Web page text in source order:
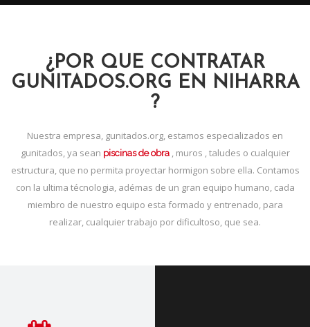
¿POR QUE CONTRATAR
GUNITADOS.ORG EN NIHARRA
?
Nuestra empresa, gunitados.org, estamos especializados en
gunitados, ya sean piscinas de obra, muros , taludes o cualquier
estructura, que no permita proyectar hormigon sobre ella. Contamos
con la ultima técnologia, adémas de un gran equipo humano, cada
miembro de nuestro equipo esta formado y entrenado, para
realizar, cualquier trabajo por dificultoso, que sea.